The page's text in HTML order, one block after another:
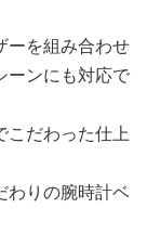
ーを組み合わせ
ーンにも対応で
こだわった仕上
わりの腕時計ベ